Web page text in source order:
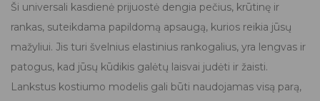
Ši universali kasdienė prijuostė dengia pečius, krūtinę ir
rankas, suteikdama papildomą apsaugą, kurios reikia jūsų
mažyliui. Jis turi švelnius elastinius rankogalius, yra lengvas ir
patogus, kad jūsų kūdikis galėtų laisvai judėti ir žaisti.
Lankstus kostiumo modelis gali būti naudojamas visą parą,